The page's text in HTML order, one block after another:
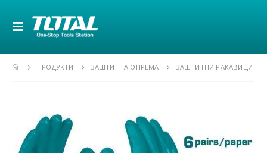
ПРОДУКТИ ЗАШТИТНА ОПРЕМА ЗАШТИТНИ РАКАВИЦИ